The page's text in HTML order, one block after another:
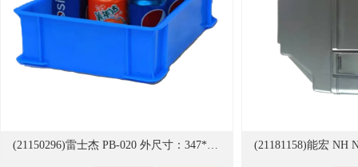
(21150296)雷士杰 PB-020 外尺寸：347*248*94mm 内尺寸：315*216*86mm 蓝盒子(单位：个)